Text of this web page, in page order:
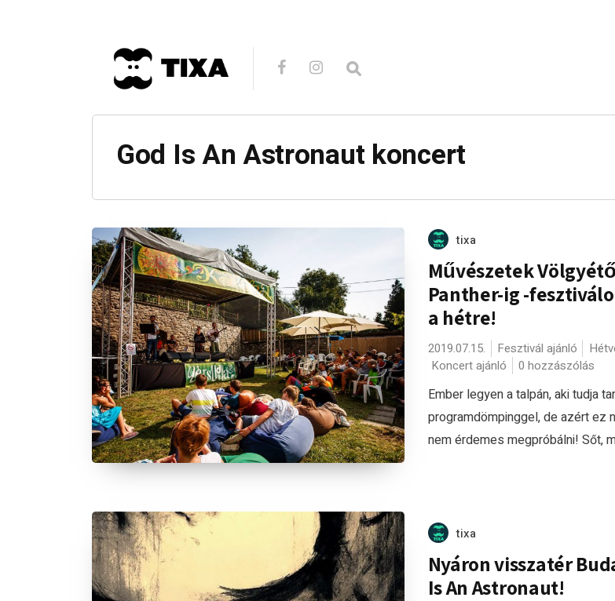
God Is An Astronaut koncert
tixa
Művészetek
Panther-ig -
a hétre!
2019.07.15. Fesztivál ajánló
Koncert ajánló
0 hozzászólás
Ember legyen a talpán, aki tudja
programdömpinggel, de azért ez
nem érdemes megpróbálni! Sőt,
tixa
Nyáron visszatér
Is An Astronaut!